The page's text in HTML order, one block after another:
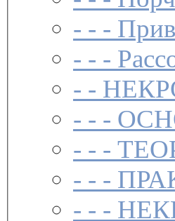
- - -
- - -
- -
- - -
- - -
- - -
- - -